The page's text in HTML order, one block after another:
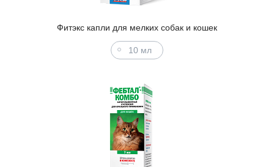
Фитэкс капли для мелких собак и кошек
10 мл